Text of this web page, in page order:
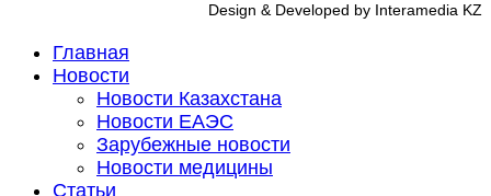
Design & Developed by Interamedia KZ
Главная
Новости
Новости Казахстана
Новости ЕАЭС
Зарубежные новости
Новости медицины
Статьи